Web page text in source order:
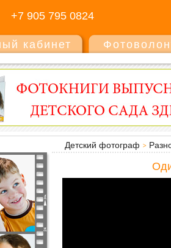
+7 905 795 0824
кабинет
Детский фотограф